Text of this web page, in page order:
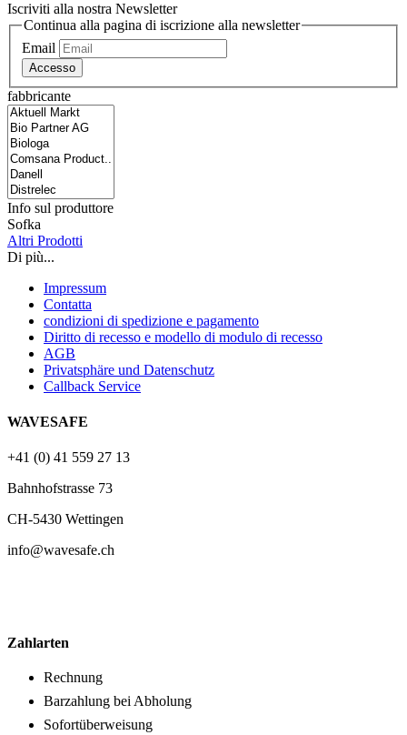
Iscriviti alla nostra Newsletter
Continua alla pagina di iscrizione alla newsletter
Email
Accesso
fabbricante
Info sul produttore
Sofka
Altri Prodotti
Di più...
Impressum
Contatta
condizioni di spedizione e pagamento
Diritto di recesso e modello di modulo di recesso
AGB
Privatsphäre und Datenschutz
Callback Service
WAVESAFE
+41 (0) 41 559 27 13
Bahnhofstrasse 73
CH-5430 Wettingen
info@wavesafe.ch
Zahlarten
Rechnung
Barzahlung bei Abholung
Sofortüberweisung